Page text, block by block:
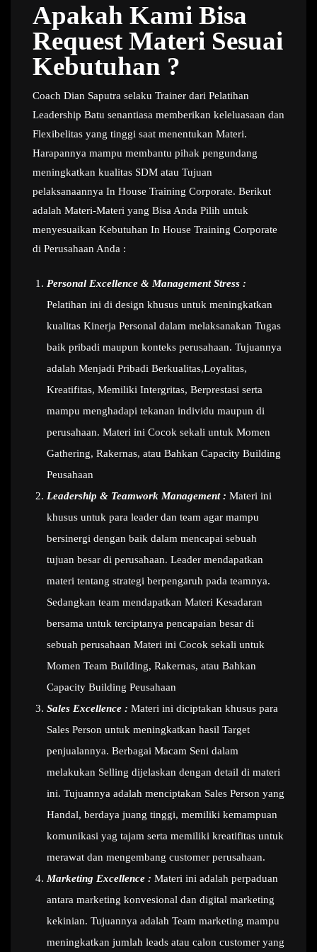
Apakah Kami Bisa
Request Materi Sesuai
Kebutuhan ?
Coach Dian Saputra selaku Trainer dari Pelatihan
Leadership Batu senantiasa memberikan keleluasaan dan
Flexibelitas yang tinggi saat menentukan Materi.
Harapannya mampu membantu pihak pengundang
meningkatkan kualitas SDM atau Tujuan
pelaksanaannya In House Training Corporate. Berikut
adalah Materi-Materi yang Bisa Anda Pilih untuk
menyesuaikan Kebutuhan In House Training Corporate
di Perusahaan Anda :
Personal Excellence & Management Stress :
Pelatihan ini di design khusus untuk meningkatkan
kualitas Kinerja Personal dalam melaksanakan Tugas
baik pribadi maupun konteks perusahaan. Tujuannya
adalah Menjadi Pribadi Berkualitas,Loyalitas,
Kreatifitas, Memiliki Intergritas, Berprestasi serta
mampu menghadapi tekanan individu maupun di
perusahaan. Materi ini Cocok sekali untuk Momen
Gathering, Rakernas, atau Bahkan Capacity Building
Peusahaan
Leadership & Teamwork Management : Materi ini
khusus untuk para leader dan team agar mampu
bersinergi dengan baik dalam mencapai sebuah
tujuan besar di perusahaan. Leader mendapatkan
materi tentang strategi berpengaruh pada teamnya.
Sedangkan team mendapatkan Materi Kesadaran
bersama untuk terciptanya pencapaian besar di
sebuah perusahaan Materi ini Cocok sekali untuk
Momen Team Building, Rakernas, atau Bahkan
Capacity Building Peusahaan
Sales Excellence : Materi ini diciptakan khusus para
Sales Person untuk meningkatkan hasil Target
penjualannya. Berbagai Macam Seni dalam
melakukan Selling dijelaskan dengan detail di materi
ini. Tujuannya adalah menciptakan Sales Person yang
Handal, berdaya juang tinggi, memiliki kemampuan
komunikasi yag tajam serta memiliki kreatifitas untuk
merawat dan mengembang customer perusahaan.
Marketing Excellence : Materi ini adalah perpaduan
antara marketing konvesional dan digital marketing
kekinian. Tujuannya adalah Team marketing mampu
meningkatkan jumlah leads atau calon customer yang